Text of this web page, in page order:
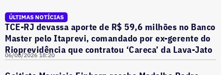
ÚLTIMAS NOTÍCIAS
TCE-RJ devassa aporte de R$ 59,6 milhões no Banco
Master pelo Itaprevi, comandado por ex-gerente do
Rioprevidência que contratou ‘Careca’ da Lava-Jato
06/08/2026 18:20